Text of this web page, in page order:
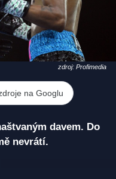
zdroj: Profimedia
na Googlu
davem. Do
nevrátí.